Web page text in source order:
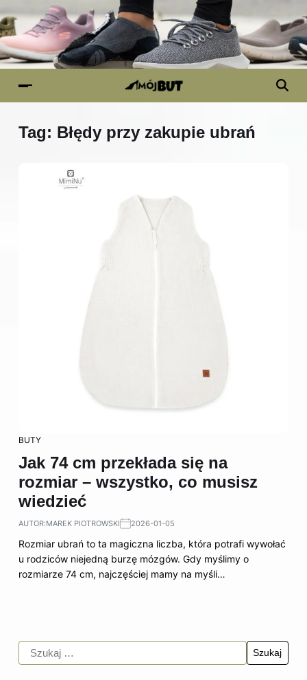
Tag: Błędy przy zakupie ubrań
BUTY
Jak 74 cm przekłada się na
rozmiar – wszystko, co musisz
wiedzieć
AUTOR:MAREK PIOTROWSKI 2026-01-05
Rozmiar ubrań to ta magiczna liczba, która potrafi wywołać
u rodziców niejedną burzę mózgów. Gdy myślimy o
rozmiarze 74 cm, najczęściej mamy na myśli…